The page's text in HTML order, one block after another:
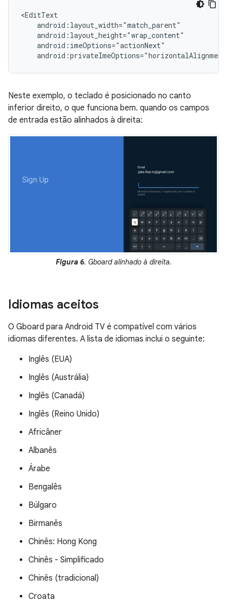
Neste exemplo, o teclado é posicionado no canto
inferior direito, o que funciona bem. quando os campos
de entrada estão alinhados à direita:
Figura 6. Gboard alinhado à direita.
Idiomas aceitos
O Gboard para Android TV é compatível com vários
idiomas diferentes. A lista de idiomas inclui o seguinte:
Inglês (EUA)
Inglês (Austrália)
Inglês (Canadá)
Inglês (Reino Unido)
Africâner
Albanês
Árabe
Bengalês
Búlgaro
Birmanês
Chinês: Hong Kong
Chinês - Simplificado
Chinês (tradicional)
Croata